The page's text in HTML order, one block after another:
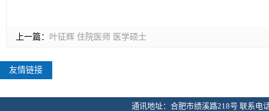
上一篇： 叶征辉 住院医师 医学硕士
友情链接
通讯地址：合肥市绩溪路218号 联系电